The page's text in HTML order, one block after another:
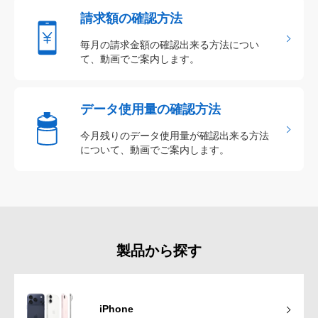
請求額の確認方法
毎月の請求金額の確認出来る方法につい
て、動画でご案内します。
データ使用量の確認方法
今月残りのデータ使用量が確認出来る方法
について、動画でご案内します。
製品から探す
iPhone